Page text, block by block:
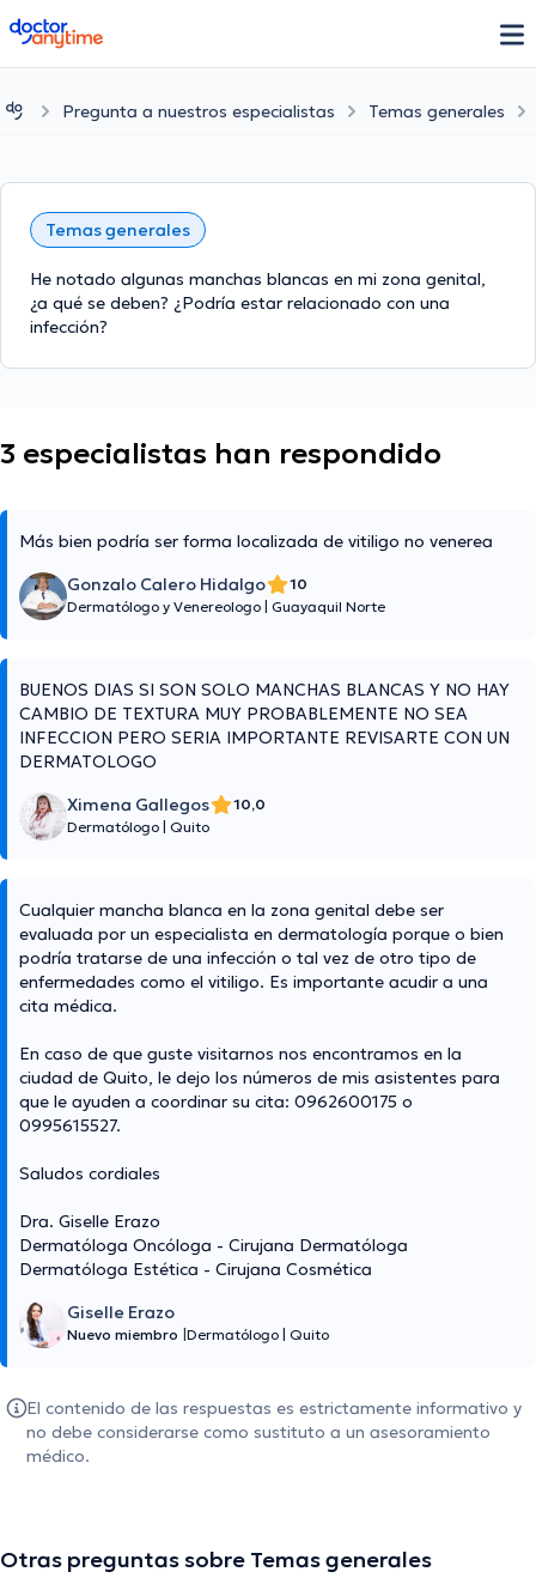
doctoranytime
Pregunta a nuestros especialistas Temas generales
Temas generales
He notado algunas manchas blancas en mi zona genital,
¿a qué se deben? ¿Podría estar relacionado con una
infección?
3 especialistas han respondido
Más bien podría ser forma localizada de vitiligo no venerea
Gonzalo Calero Hidalgo
10
Dermatólogo y Venereologo Guayaquil Norte
BUENOS DIAS SI SON SOLO MANCHAS BLANCAS Y NO HAY
CAMBIO DE TEXTURA MUY PROBABLEMENTE NO SEA
INFECCION PERO SERIA IMPORTANTE REVISARTE CON UN
DERMATOLOGO
Ximena Gallegos
10,0
Dermatólogo Quito
Cualquier mancha blanca en la zona genital debe ser
evaluada por un especialista en dermatología porque o bien
podría tratarse de una infección o tal vez de otro tipo de
enfermedades como el vitiligo. Es importante acudir a una
cita médica.
En caso de que guste visitarnos nos encontramos en la
ciudad de Quito, le dejo los números de mis asistentes para
que le ayuden a coordinar su cita: 0962600175 o
0995615527.
Saludos cordiales
Dra. Giselle Erazo
Dermatóloga Oncóloga - Cirujana Dermatóloga
Dermatóloga Estética - Cirujana Cosmética
Giselle Erazo
Nuevo miembro Dermatólogo Quito
El contenido de las respuestas es estrictamente informativo y
no debe considerarse como sustituto a un asesoramiento
médico.
Otras preguntas sobre Temas generales